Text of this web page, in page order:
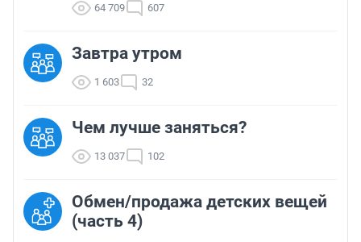
64 709 607
Завтра утром
1 603 32
Чем лучше заняться?
13 037 102
Обмен/продажа детских вещей
(часть 4)